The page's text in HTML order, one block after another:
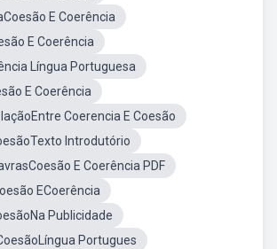
E Coerência
E Coerência
Língua Portuguesa
E Coerência
Coerencia E Coesão
Introdutório
E Coerência PDF
ECoerência
Publicidade
Portugues